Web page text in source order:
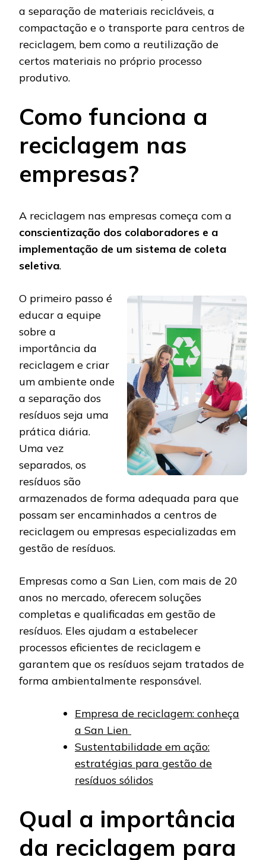
a separação de materiais recicláveis, a
compactação e o transporte para centros de
reciclagem, bem como a reutilização de
certos materiais no próprio processo
produtivo.
Como funciona a
reciclagem nas
empresas?
A reciclagem nas empresas começa com a
conscientização dos colaboradores e a
implementação de um sistema de coleta
seletiva.
O primeiro passo é
educar a equipe
sobre a
importância da
reciclagem e criar
um ambiente onde
a separação dos
resíduos seja uma
prática diária.
Uma vez
separados, os
resíduos são
armazenados de forma adequada para que
possam ser encaminhados a centros de
reciclagem ou empresas especializadas em
gestão de resíduos.
Empresas como a San Lien, com mais de 20
anos no mercado, oferecem soluções
completas e qualificadas em gestão de
resíduos. Eles ajudam a estabelecer
processos eficientes de reciclagem e
garantem que os resíduos sejam tratados de
forma ambientalmente responsável.
Empresa de reciclagem: conheça
a San Lien
Sustentabilidade em ação:
estratégias para gestão de
resíduos sólidos
Qual a importância
da reciclagem para